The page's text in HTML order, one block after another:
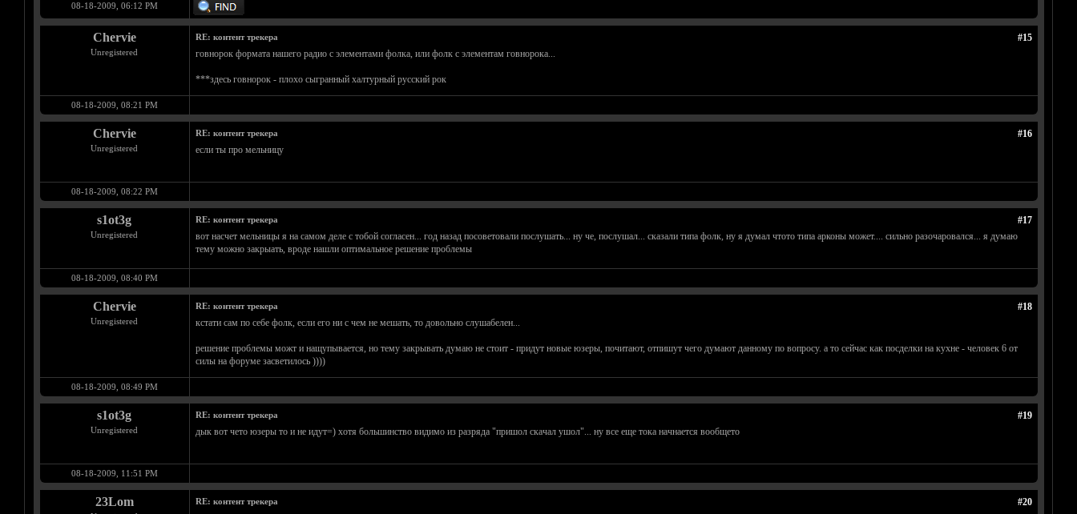
08-18-2009, 06:12 PM
Chervie
Unregistered
#15
RE: контент трекера
говнорок формата нашего радио с элементами фолка, или фолк с элементам говнорока...
***здесь говнорок - плохо сыгранный халтурный русский рок
08-18-2009, 08:21 PM
Chervie
Unregistered
#16
RE: контент трекера
если ты про мельницу
08-18-2009, 08:22 PM
s1ot3g
Unregistered
#17
RE: контент трекера
вот насчет мельницы я на самом деле с тобой согласен... год назад посоветовали послушать... ну че, послушал... сказали типа фолк, ну я думал чтото типа арконы может.... сильно разочаровался... я думаю
тему можно закрыать, вроде нашли оптимальное решение проблемы
08-18-2009, 08:40 PM
Chervie
Unregistered
#18
RE: контент трекера
кстати сам по себе фолк, если его ни с чем не мешать, то довольно слушабелен...
решение проблемы можт и нащупывается, но тему закрывать думаю не стоит - придут новые юзеры, почитают, отпишут чего думают данному по вопросу. а то сейчас как посделки на кухне - человек 6 от
силы на форуме засветилось ))))
08-18-2009, 08:49 PM
s1ot3g
Unregistered
#19
RE: контент трекера
дык вот чето юзеры то и не идут=) хотя большинство видимо из разряда "пришол скачал ушол"... ну все еще тока начнается вообщето
08-18-2009, 11:51 PM
23Lom #20
RE: контент трекера